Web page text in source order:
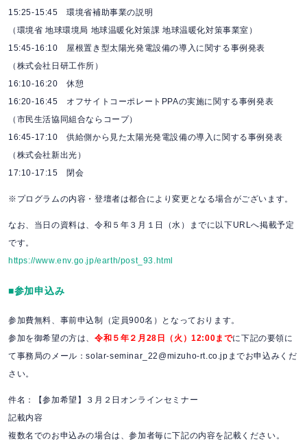
15:25-15:45 環境省補助事業の説明
（環境省 地球環境局 地球温暖化対策課 地球温暖化対策事業室）
15:45-16:10 屋根置き型太陽光発電設備の導入に関する事例発表
（株式会社日研工作所）
16:10-16:20 休憩
16:20-16:45 オフサイトコーポレートPPAの実施に関する事例発表
（市民生活協同組合ならコープ）
16:45-17:10 供給側から見た太陽光発電設備の導入に関する事例発表
（株式会社新出光）
17:10-17:15 閉会
※プログラムの内容・登壇者は都合により変更となる場合がございます。
なお、当日の資料は、令和５年３月１日（水）までに以下URLへ掲載予定
です。
https://www.env.go.jp/earth/post_93.html
■参加申込み
参加費無料、事前申込制（定員900名）となっております。
参加を御希望の方は、 令和５年２月28日（火）12:00までに下記の要領に
て事務局のメール：solar-seminar_22@mizuho-rt.co.jpまでお申込みくだ
さい。
件名：【参加希望】３月２日オンラインセミナー
記載内容
複数名でのお申込みの場合は、参加者毎に下記の内容を記載ください。